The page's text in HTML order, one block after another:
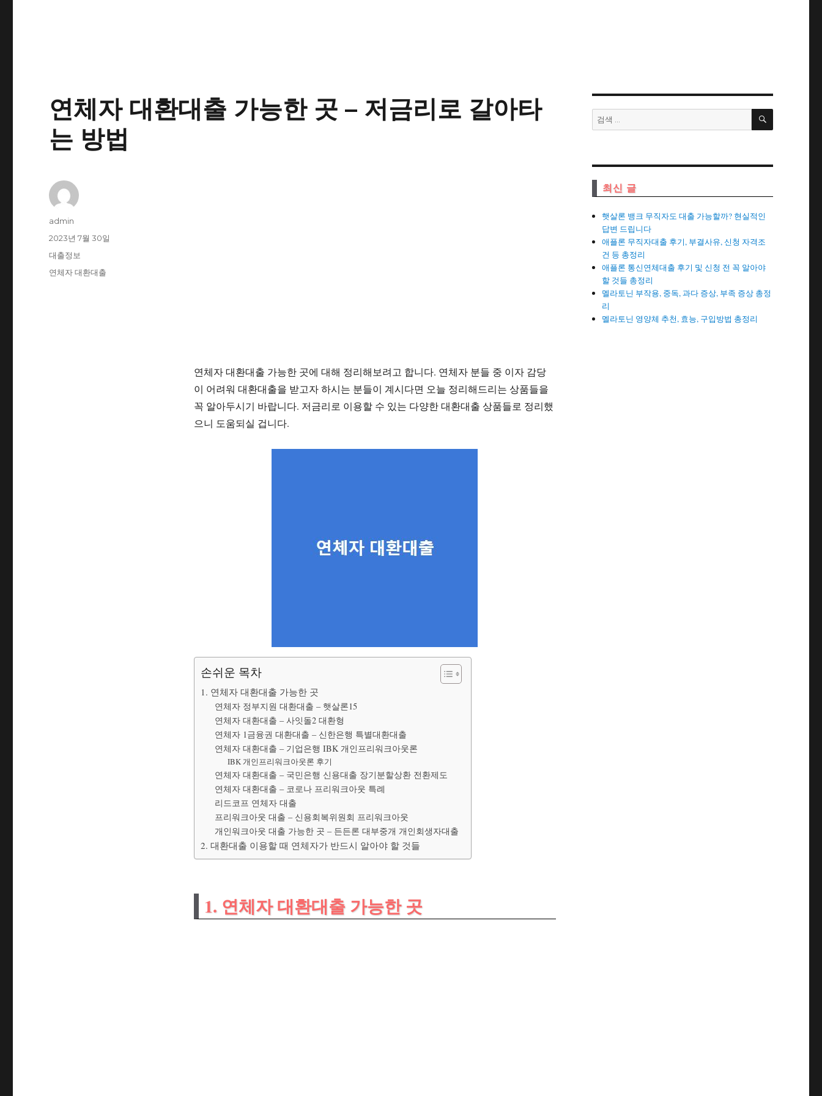
연체자 대환대출 가능한 곳 – 저금리로 갈아타
는 방법
연체자 대환대출 가능한 곳에 대해 정리해보려고 합니다. 연체자 분들 중 이자 감당
이 어려워 대환대출을 받고자 하시는 분들이 계시다면 오늘 정리해드리는 상품들을
꼭 알아두시기 바랍니다. 저금리로 이용할 수 있는 다양한 대환대출 상품들로 정리했
으니 도움되실 겁니다.
손쉬운 목차
1. 연체자 대환대출 가능한 곳
연체자 정부지원 대환대출 – 햇살론15
연체자 대환대출 – 사잇돌2 대환형
연체자 1금융권 대환대출 – 신한은행 특별대환대출
연체자 대환대출 – 기업은행 IBK 개인프리워크아웃론
IBK 개인프리워크아웃론 후기
연체자 대환대출 – 국민은행 신용대출 장기분할상환 전환제도
연체자 대환대출 – 코로나 프리워크아웃 특례
리드코프 연체자 대출
프리워크아웃 대출 – 신용회복위원회 프리워크아웃
개인워크아웃 대출 가능한 곳 – 든든론 대부중개 개인회생자대출
2. 대환대출 이용할 때 연체자가 반드시 알아야 할 것들
1. 연체자 대환대출 가능한 곳
글
admin
작
성
자
2023년 7월 30일
카
테
대출정보
태
연체자 대환대출
검
색:
검
최신 글
햇살론 뱅크 무직자도 대출 가능할까? 현실적인
답변 드립니다
애플론 무직자대출 후기, 부결사유, 신청 자격조
건 등 총정리
애플론 통신연체대출 후기 및 신청 전 꼭 알아야
할 것들 총정리
멜라토닌 부작용, 중독, 과다 증상, 부족 증상 총정
리
멜라토닌 영양체 추천, 효능, 구입방법 총정리